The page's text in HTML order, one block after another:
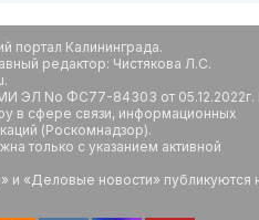
портал Калининграда.
редактор: Чистякова Л.С.
ЭЛ No ФС77-84303 от
в сфере связи, информационных
(Роскомнадзор).
только с указанием активной
и «Деловые новости» публикуются